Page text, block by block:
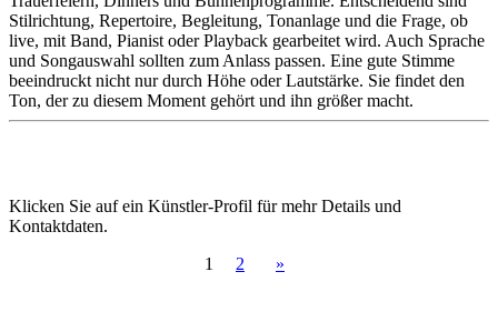
Stilrichtung, Repertoire, Begleitung, Tonanlage und die Frage, ob
live, mit Band, Pianist oder Playback gearbeitet wird. Auch Sprache
und Songauswahl sollten zum Anlass passen. Eine gute Stimme
beeindruckt nicht nur durch Höhe oder Lautstärke. Sie findet den
Ton, der zu diesem Moment gehört und ihn größer macht.
Klicken Sie auf ein Künstler-Profil für mehr Details und
Kontaktdaten.
1
2 »